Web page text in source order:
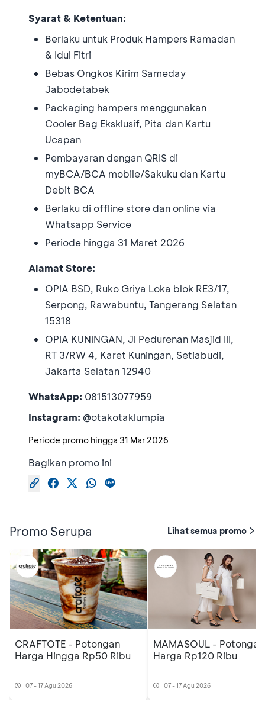
Syarat & Ketentuan:
Berlaku untuk Produk Hampers Ramadan
& Idul Fitri
Bebas Ongkos Kirim Sameday
Jabodetabek
Packaging hampers menggunakan
Cooler Bag Eksklusif, Pita dan Kartu
Ucapan
Pembayaran dengan QRIS di
myBCA/BCA mobile/Sakuku dan Kartu
Debit BCA
Berlaku di offline store dan online via
Whatsapp Service
Periode hingga 31 Maret 2026
Alamat Store:
OPIA BSD, Ruko Griya Loka blok RE3/17,
Serpong, Rawabuntu, Tangerang Selatan
15318
OPIA KUNINGAN, Jl Pedurenan Masjid III,
RT 3/RW 4, Karet Kuningan, Setiabudi,
Jakarta Selatan 12940
WhatsApp: 081513077959
Instagram: @otakotaklumpia
Periode promo hingga 31 Mar 2026
Bagikan promo ini
Promo Serupa Lihat semua promo
CRAFTOTE - Potongan
Harga Hingga Rp50 Ribu
07 - 17 Agu 2026
MAMASOUL - Potongan
Harga Rp120 Ribu
07 - 17 Agu 2026